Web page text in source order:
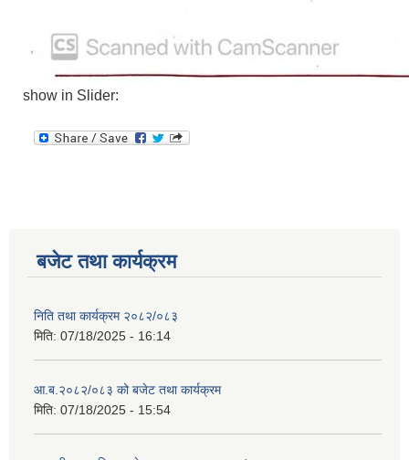
show in Slider:
बजेट तथा कार्यक्रम
निति तथा कार्यक्रम २०८२/०८३
मिति: 07/18/2025 - 16:14
आ.ब.२०८२/०८३ को बजेट तथा कार्यक्रम
मिति: 07/18/2025 - 15:54